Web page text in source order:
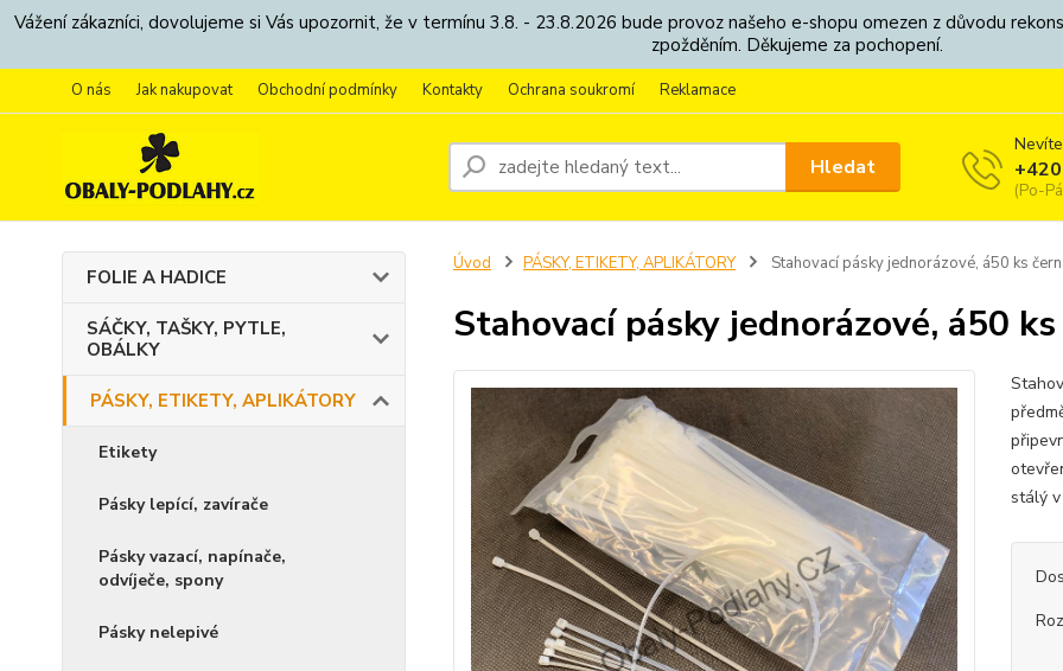
Vážení zákazníci, dovolujeme si Vás upozornit, že v termínu 3.8. - 23.8.2026 bude provoz našeho e-shopu omezen z důvodu
zpožděním. Děkujeme za pochopení.
O nás Jak nakupovat Obchodní podmínky Kontakty Ochrana soukromí Reklamace
Hledat
(Po-
FOLIE A HADICE
SÁČKY, TAŠKY, PYTLE,
OBÁLKY
PÁSKY, ETIKETY, APLIKÁTORY
Etikety
Pásky lepící, zavírače
Pásky vazací, napínače,
odvíječe, spony
Pásky nelepivé
Úvod PÁSKY, ETIKETY, APLIKÁTORY Stahovací pásky jednorázové, á50 ks
Stahovací pásky jednorázové, á50
stálý